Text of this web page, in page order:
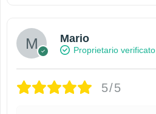
Mario
Proprietario verificato
5/5